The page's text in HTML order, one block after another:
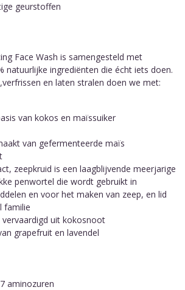
geurstoffen
Face Wash is samengesteld met
natuurlijke ingrediënten die écht iets doen.
en laten stralen doen we met:
van kokos en maïssuiker
van gefermenteerde maïs
zeepkruid is een laagblijvende meerjarige
penwortel die wordt gebruikt in
en voor het maken van zeep, en lid
familie
uit kokosnoot
grapefruit en lavendel
aminozuren